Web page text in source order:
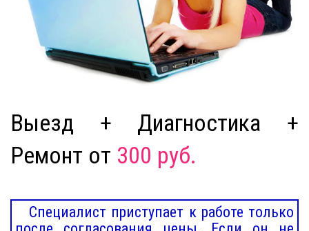
Выезд + Диагностика +
Ремонт от 300 руб.
Специалист приступает к работе только